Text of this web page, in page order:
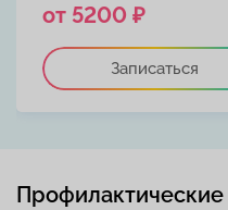
от 5200 ₽
Записаться